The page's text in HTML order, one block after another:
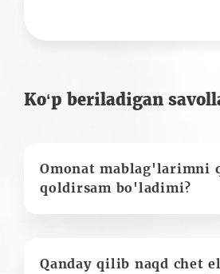
Ko‘p beriladigan
Omonat mablag'larimni
qoldirsam bo'ladimi?
Qanday qilib naqd chet